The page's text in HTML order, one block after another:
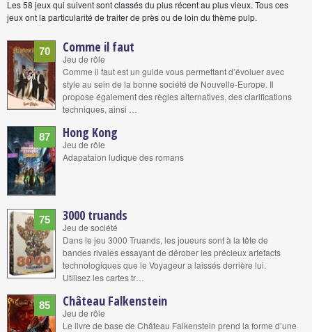
Les 58 jeux qui suivent sont classés du plus récent au plus vieux. Tous ces
jeux ont la particularité de traiter de près ou de loin du thème pulp.
70 Comme il faut
Jeu de rôle
Comme il faut est un guide vous permettant d’évoluer avec
style au sein de la bonne société de Nouvelle-Europe. Il
propose également des règles alternatives, des clarifications
techniques, ainsi …
87 Hong Kong
Jeu de rôle
Adapataion ludique des romans
75 3000 truands
Jeu de société
Dans le jeu 3000 Truands, les joueurs sont à la tête de
bandes rivales essayant de dérober les précieux artefacts
technologiques que le Voyageur a laissés derrière lui.
Utilisez les cartes tr…
85 Château Falkenstein
Jeu de rôle
Le livre de base de Château Falkenstein prend la forme d’une